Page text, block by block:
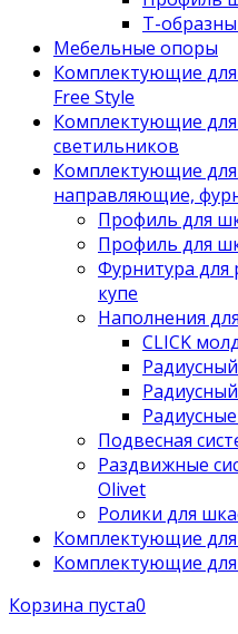
Т-
Мебельные опоры
Комплектующие для
Free Style
Комплектующие
светильников
Комплектующие
направляющие,
Профиль для
Профиль для
Фурнитура
купе
Наполнения
CLICK
Подвесная
Раздвижные
Olivet
Ролики для
Комплектующие
Комплектующие
Корзина пуста0